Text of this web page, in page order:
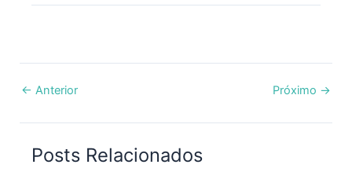
← Anterior Próximo →
Posts Relacionados